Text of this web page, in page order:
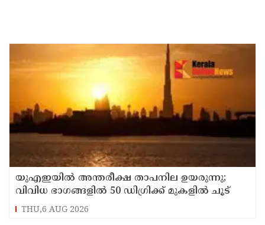
യുഎഇയില്‍ അന്തരീക്ഷ താപനില ഉയരുന്നു;
വിവിധ ഭാഗങ്ങളില്‍ 50 ഡിഗ്രിക്ക് മുകളില്‍ ചൂട്
THU,6 AUG 2026